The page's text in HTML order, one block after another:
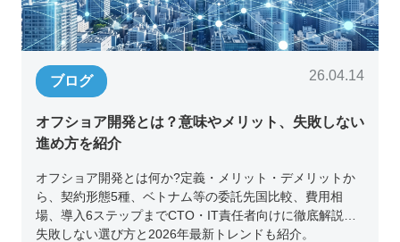
ブログ 26.04.14
オフショア開発とは？意味やメリット、失敗しない
進め方を紹介
オフショア開発とは何か?定義・メリット・デメリットか
ら、契約形態5種、ベトナム等の委託先国比較、費用相
場、導入6ステップまでCTO・IT責任者向けに徹底解説。
失敗しない選び方と2026年最新トレンドも紹介。